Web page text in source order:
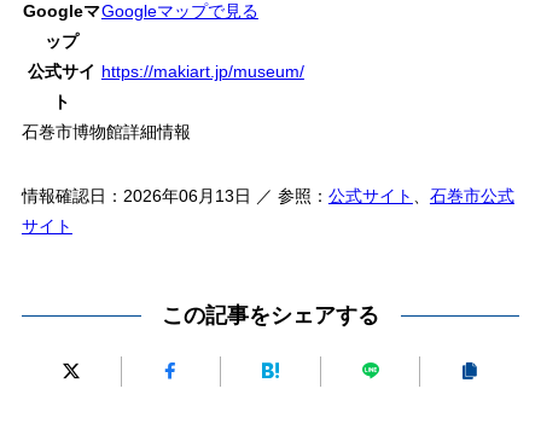
Googleマ
ップ
Googleマップで見る
公式サイ
ト
https://makiart.jp/museum/
石巻市博物館詳細情報
情報確認日：2026年06月13日 ／ 参照： 公式サイト 、 石巻市公式
サイト
この記事をシェアする